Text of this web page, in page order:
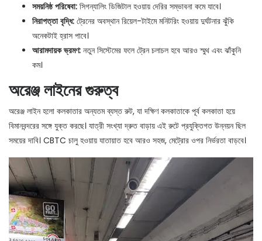
সময়নিষ্ঠ পরিষেবা: সিগন্যালিং ডিজিটাল হওয়ায় দেরির সম্ভাবনা কমে যাবে।
নিরাপত্তা বৃদ্ধি: ট্রেনের অবস্থান রিয়েল-টাইমে মনিটরিং হওয়ায় দুর্ঘটনার ঝুঁকি
অনেকটাই হ্রাস পাবে।
আরামদায়ক ভ্রমণ: নতুন সিস্টেমের ফলে ট্রেন চলাচল হবে আরও স্মুথ এবং ঝাঁকুনি
কম।
অরেঞ্জ লাইনের গুরুত্ব
অরেঞ্জ লাইন হলো কলকাতার অন্যতম ব্যস্ত রুট, যা দক্ষিণ কলকাতাকে পূর্ব কলকাতা হয়ে
বিমানবন্দরের সঙ্গে যুক্ত করছে। যাত্রী সংখ্যা দ্রুত বাড়ায় এই রুটে প্রযুক্তিগত উন্নয়ন ছিল
সময়ের দাবি। CBTC চালু হওয়ায় যাতায়াত হবে আরও সহজ, মেট্রোর ওপর নির্ভরতা বাড়বে।